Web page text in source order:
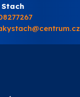
Stach